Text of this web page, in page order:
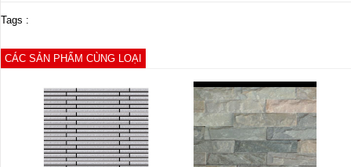
Tags :
CÁC SẢN PHẨM CÙNG LOẠI